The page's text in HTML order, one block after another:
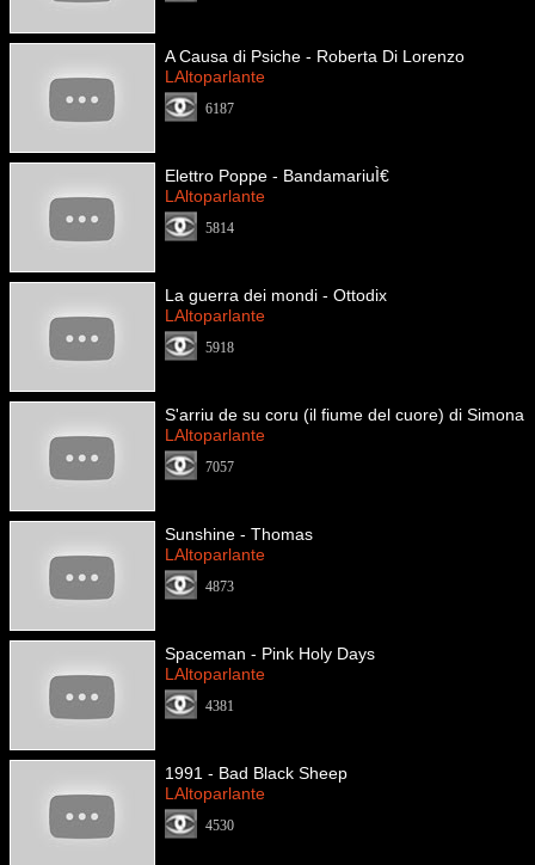
A Causa di Psiche - Roberta Di Lorenzo
LAltoparlante
6187
Elettro Poppe - BandamariuÌ€
LAltoparlante
5814
La guerra dei mondi - Ottodix
LAltoparlante
5918
S'arriu de su coru (il fiume del cuore) di Simona
LAltoparlante
7057
Sunshine - Thomas
LAltoparlante
4873
Spaceman - Pink Holy Days
LAltoparlante
4381
1991 - Bad Black Sheep
LAltoparlante
4530